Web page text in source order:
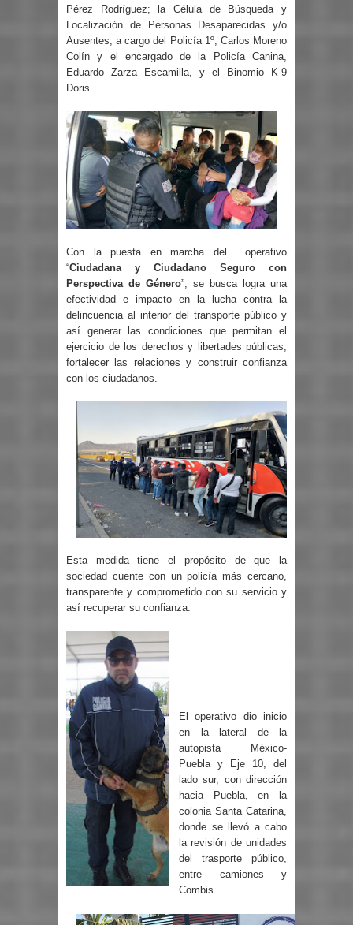
Pérez Rodríguez; la Célula de Búsqueda y
Localización de Personas Desaparecidas y/o
Ausentes, a cargo del Policía 1º, Carlos Moreno
Colín y el encargado de la Policía Canina,
Eduardo Zarza Escamilla, y el Binomio K-9
Doris.
Con la puesta en marcha del
operativo
“Ciudadana y Ciudadano Seguro con
Perspectiva de Género”, se busca logra una
efectividad e impacto en la lucha contra la
delincuencia al interior del transporte público y
así generar las condiciones que permitan el
ejercicio de los derechos y libertades públicas,
fortalecer las relaciones y construir confianza
con los ciudadanos.
Esta medida tiene el propósito de que la
sociedad cuente con un policía más cercano,
transparente y comprometido con su servicio y
así recuperar su confianza.
El operativo dio inicio
en la lateral de la
autopista México-
Puebla y Eje 10, del
lado sur, con dirección
hacia Puebla, en la
colonia Santa Catarina,
donde se llevó a cabo
la revisión de unidades
del trasporte público,
entre camiones y
Combis.